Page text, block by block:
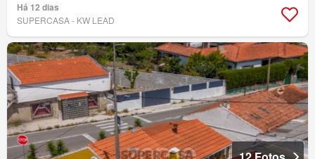
Há 12 dias
SUPERCASA - KW LEAD